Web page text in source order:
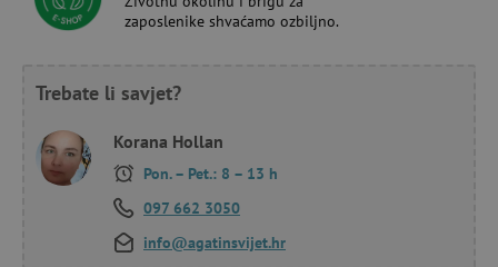
zaposlenike shvaćamo ozbiljno.
Trebate li savjet?
Korana Hollan
Pon. – Pet.: 8 – 13 h
097 662 3050
info@agatinsvijet.hr